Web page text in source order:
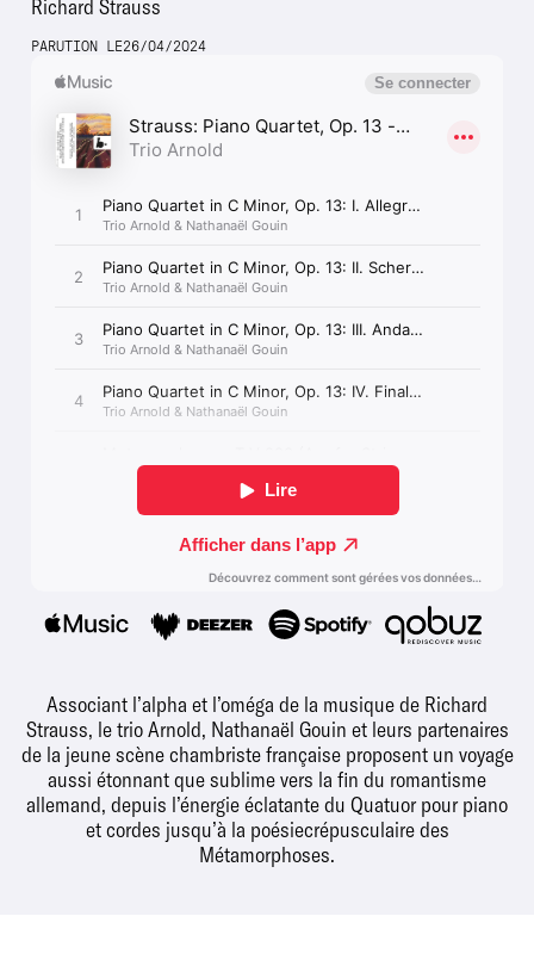
Richard Strauss
PARUTION LE26/04/2024
Associant l’alpha et l’oméga de la musique de Richard
Strauss, le trio Arnold, Nathanaël Gouin et leurs partenaires
de la jeune scène chambriste française proposent un voyage
aussi étonnant que sublime vers la fin du romantisme
allemand, depuis l’énergie éclatante du Quatuor pour piano
et cordes jusqu’à la poésiecrépusculaire des
Métamorphoses.